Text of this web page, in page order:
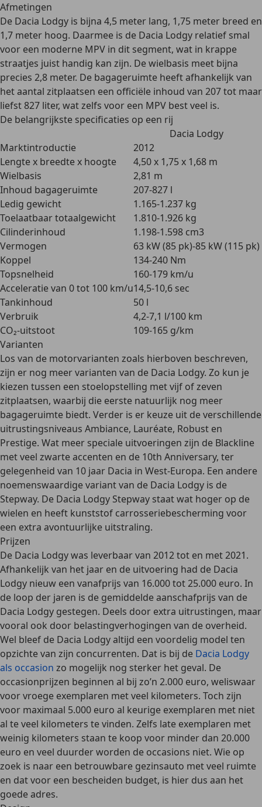
Afmetingen
De Dacia Lodgy is bijna 4,5 meter lang, 1,75 meter breed en
1,7 meter hoog. Daarmee is de Dacia Lodgy relatief smal
voor een moderne MPV in dit segment, wat in krappe
straatjes juist handig kan zijn. Dewielbasis meet bijna
precies 2,8 meter. De bagageruimte heeft afhankelijk van
het aantal zitplaatsen een officiële inhoud van 207 tot maar
liefst 827 liter, wat zelfs voor een MPV best veel is.
De belangrijkste specificaties op een rij
Dacia Lodgy
Marktintroductie
2012
Lengte x breedte x hoogte
4,50 x 1,75 x 1,68 m
Wielbasis
2,81 m
Inhoud bagageruimte
207-827 l
Ledig gewicht
1.165-1.237 kg
Toelaatbaar totaalgewicht
1.810-1.926 kg
Cilinderinhoud
1.198-1.598 cm3
Vermogen
63 kW (85 pk)-85 kW (115 pk)
Koppel
134-240 Nm
Topsnelheid
160-179 km/u
Acceleratie van 0 tot 100 km/u14,5-10,6 sec
Tankinhoud
50 l
Verbruik
4,2-7,1 l/100 km
CO₂-uitstoot
109-165 g/km
Varianten
Los van de motorvarianten zoals hierboven beschreven,
zijn er nog meer varianten van de Dacia Lodgy. Zo kun je
kiezen tussen een stoelopstelling metvijf of zeven
zitplaatsen, waarbij die eerste natuurlijk nog meer
bagageruimte biedt. Verder is er keuze uit de verschillende
uitrustingsniveaus Ambiance, Lauréate, Robust en
Prestige. Wat meer speciale uitvoeringen zijn de Blackline
met veel zwarte accenten en de 10th Anniversary, ter
gelegenheid van 10 jaar Dacia in West-Europa. Een andere
noemenswaardige variant van de Dacia Lodgy is de
Stepway. De Dacia Lodgy Stepway staat wat hoger op de
wielen en heeft kunststof carrosseriebescherming voor
een extra avontuurlijke uitstraling.
Prijzen
De Dacia Lodgy was leverbaar van 2012 tot en met 2021.
Afhankelijk van het jaar en de uitvoering had de Dacia
Lodgy nieuw een vanafprijs van 16.000 tot 25.000 euro. In
de loop der jaren is de gemiddelde aanschafprijs van de
Dacia Lodgy gestegen. Deels door extra uitrustingen, maar
vooral ook door belastingverhogingen van de overheid.
Wel bleef de Dacia Lodgy altijd een voordelig model ten
opzichte van zijn concurrenten. Dat is bij de Dacia Lodgy
als occasion zo mogelijk nog sterker het geval. De
occasionprijzen beginnen al bij zo’n 2.000 euro, weliswaar
voor vroege exemplaren met veel kilometers. Toch zijn
voor maximaal 5.000 euro al keurige exemplaren met niet
al te veel kilometers te vinden. Zelfs late exemplaren met
weinig kilometers staan te koop voor minder dan 20.000
euro en veel duurder worden de occasions niet. Wie op
zoek is naar een betrouwbare gezinsauto met veel ruimte
en dat voor een bescheiden budget, is hier dus aan het
goede adres.